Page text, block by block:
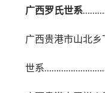
广西罗氏世系
广西贵港市山北
世系